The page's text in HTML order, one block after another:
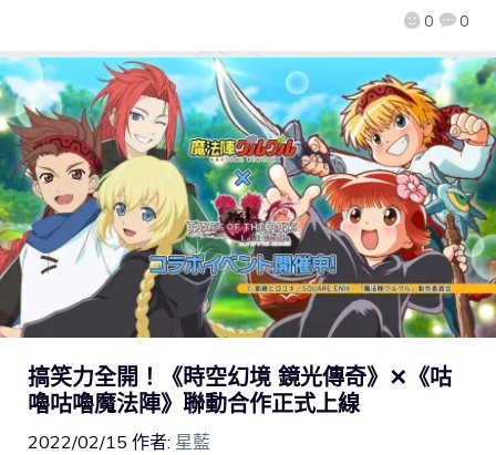
0 0
搞笑力全開！《時空幻境 鏡光傳奇》✕《咕
嚕咕嚕魔法陣》聯動合作正式上線
2022/02/15 作者: 星藍